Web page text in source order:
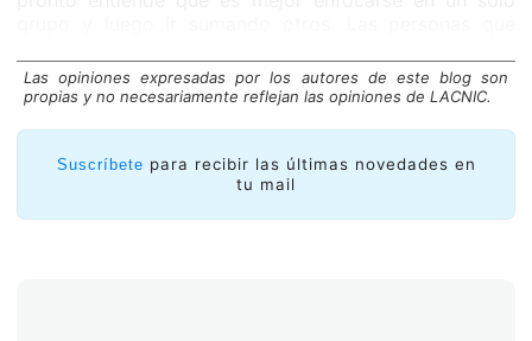
romper la barrera inicial para empezar a aportar no
siempre es fácil. Yo empecé asistiendo para escuchar
Ser co chair en el IETF
Las opiniones expresadas por los autores de este blog son
propias y no necesariamente reflejan las opiniones de LACNIC.
Suscríbete para recibir las últimas novedades en
tu mail